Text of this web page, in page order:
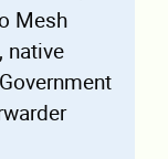
Mesh
native